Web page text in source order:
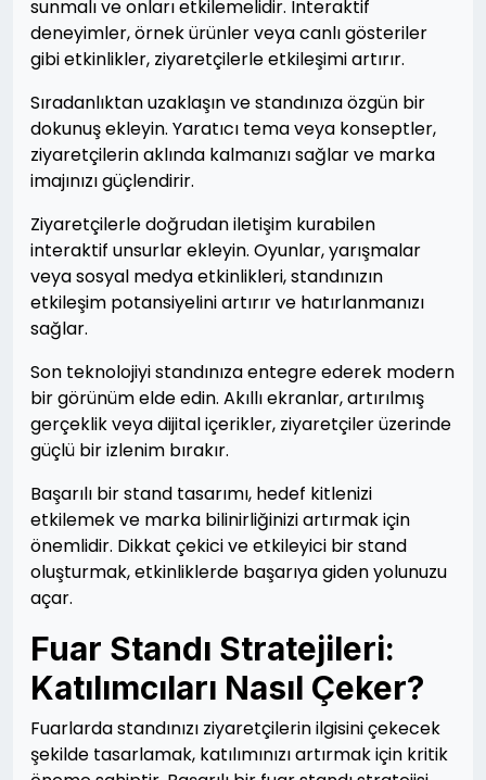
sunmalı ve onları etkilemelidir. Interaktif
deneyimler, örnek ürünler veya canlı gösteriler
gibi etkinlikler, ziyaretçilerle etkileşimi artırır.
Sıradanlıktan uzaklaşın ve standınıza özgün bir
dokunuş ekleyin. Yaratıcı tema veya konseptler,
ziyaretçilerin aklında kalmanızı sağlar ve marka
imajınızı güçlendirir.
Ziyaretçilerle doğrudan iletişim kurabilen
interaktif unsurlar ekleyin. Oyunlar, yarışmalar
veya sosyal medya etkinlikleri, standınızın
etkileşim potansiyelini artırır ve hatırlanmanızı
sağlar.
Son teknolojiyi standınıza entegre ederek modern
bir görünüm elde edin. Akıllı ekranlar, artırılmış
gerçeklik veya dijital içerikler, ziyaretçiler üzerinde
güçlü bir izlenim bırakır.
Başarılı bir stand tasarımı, hedef kitlenizi
etkilemek ve marka bilinirliğinizi artırmak için
önemlidir. Dikkat çekici ve etkileyici bir stand
oluşturmak, etkinliklerde başarıya giden yolunuzu
açar.
Fuar Standı Stratejileri:
Katılımcıları Nasıl Çeker?
Fuarlarda standınızı ziyaretçilerin ilgisini çekecek
şekilde tasarlamak, katılımınızı artırmak için kritik